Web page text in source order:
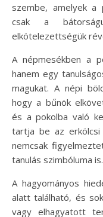
szembe, amelyek
csak a
elkötelezettségük
A népmesékben a
hanem egy
magukat. A népi
hogy a bűnök
és a pokolba való
tartja be az erkölcsi
nemcsak
tanulás szimbóluma is.
A hagyományos
alatt található, és
vagy elhagyatott